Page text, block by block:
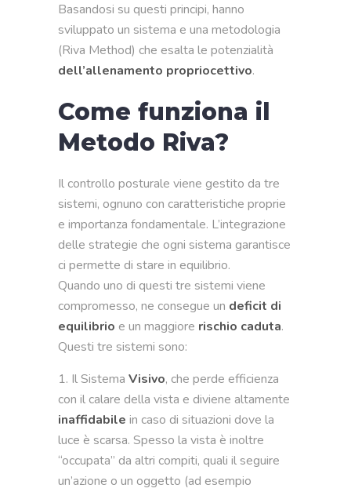
Basandosi su questi principi, hanno
sviluppato un sistema e una metodologia
(Riva Method) che esalta le potenzialità
dell’allenamento propriocettivo.
Come funziona il
Metodo Riva?
Il controllo posturale viene gestito da tre
sistemi, ognuno con caratteristiche proprie
e importanza fondamentale. L’integrazione
delle strategie che ogni sistema garantisce
ci permette di stare in equilibrio.
Quando uno di questi tre sistemi viene
compromesso, ne consegue un deficit di
equilibrio e un maggiore rischio caduta.
Questi tre sistemi sono:
Il Sistema Visivo, che perde efficienza
con il calare della vista e diviene altamente
inaffidabile in caso di situazioni dove la
luce è scarsa. Spesso la vista è inoltre
“occupata” da altri compiti, quali il seguire
un’azione o un oggetto (ad esempio